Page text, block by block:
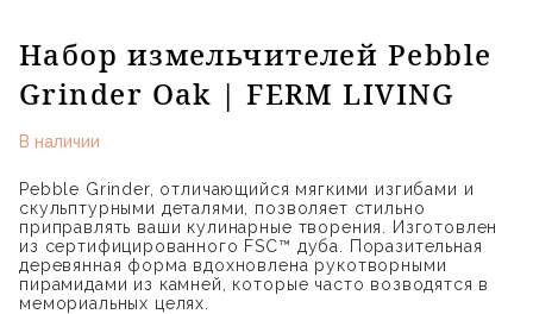
Набор измельчителей Pebble
Grinder Oak | FERM LIVING
В наличии
Pebble Grinder, отличающийся мягкими изгибами и
скульптурными деталями, позволяет стильно
приправлять ваши кулинарные творения. Изготовлен
из сертифицированного FSC™ дуба. Поразительная
деревянная форма вдохновлена ​​рукотворными
пирамидами из камней, которые часто возводятся в
мемориальных целях.